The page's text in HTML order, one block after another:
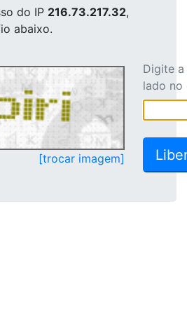
do IP 216.73.217.32,
abaixo.
[trocar imagem]
Digite
lado no